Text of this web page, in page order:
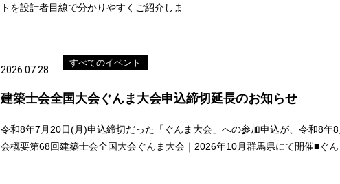
トを設計者目線で分かりやすくご紹介しま
2026.07.28
すべてのイベント
建築士会全国大会ぐんま大会申込締切延長のお知らせ
令和8年7月20日(月)申込締切だった「ぐんま大会」への参加申込が、令和8
会概要第68回建築士会全国大会ぐんま大会｜2026年10月群馬県にて開催■ぐ